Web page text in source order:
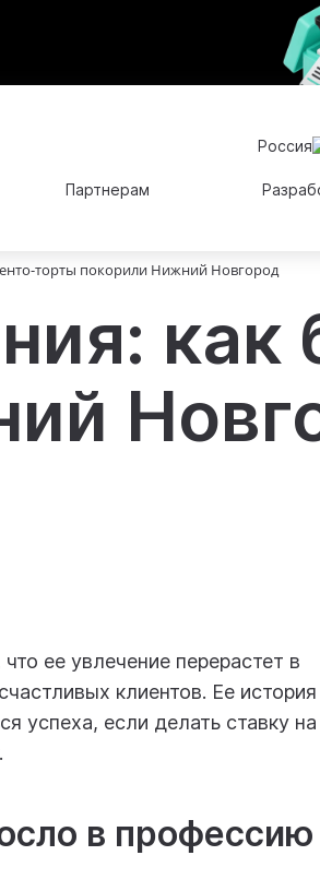
Россия
Партнерам
торты покорили Нижний Новгород
как
ее увлечение перерастет в
клиентов. Ее история
успеха, если делать ставку на
в профессию